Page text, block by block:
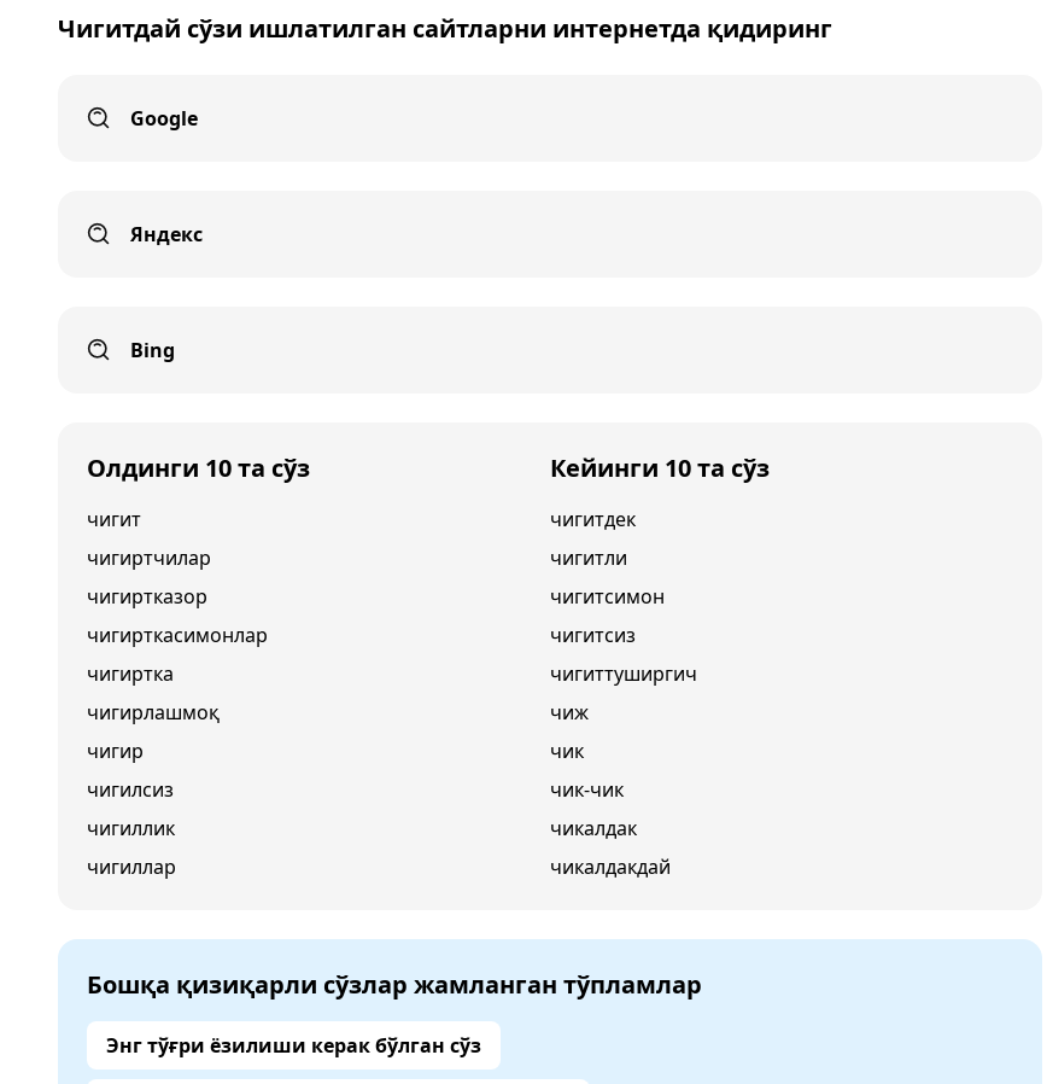
Чигитдай сўзи ишлатилган сайтларни интернетда қидиринг
Google
Яндекс
Bing
Олдинги 10 та сўз
чигит
чигиртчилар
чигиртказор
чигирткасимонлар
чигиртка
чигирлашмоқ
чигир
чигилсиз
чигиллик
чигиллар
Кейинги 10 та сўз
чигитдек
чигитли
чигитсимон
чигитсиз
чигиттуширгич
чиж
чик
чик-чик
чикалдак
чикалдакдай
Бошқа қизиқарли сўзлар жамланган тўпламлар
Энг тўғри ёзилиши керак бўлган сўз